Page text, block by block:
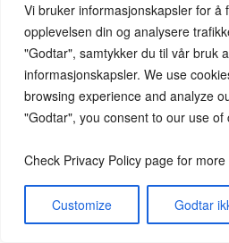
Vi bruker informasjonskapsler for å
opplevelsen din og analysere
"Godtar", samtykker du til vår bruk
informasjonskapsler. We use
browsing experience and analyze
"Godtar", you consent to our use of
Check Privacy Policy page for
Customize Godtar
© 2026Lesekroken.noAll